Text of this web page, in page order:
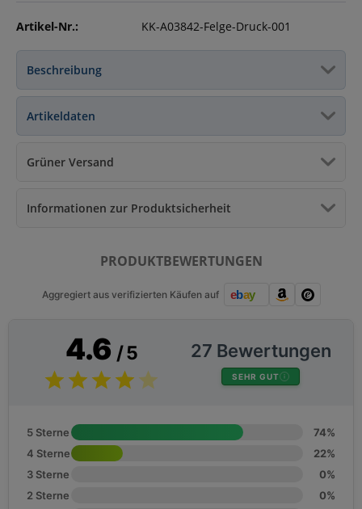
Artikel-Nr.: KK-A03842-Felge-Druck-001
Beschreibung
Artikeldaten
Grüner Versand
Informationen zur Produktsicherheit
PRODUKTBEWERTUNGEN
Aggregiert aus verifizierten Käufen auf
4.6 / 5 27 Bewertungen
SEHR GUT
5 Sterne
74%
4 Sterne
22%
3 Sterne
0%
2 Sterne
0%